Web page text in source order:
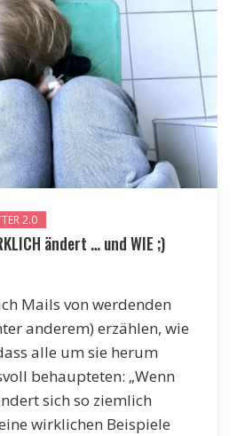
2.0
ändert … und WIE ;)
Mails von werdenden
anderem) erzählen, wie
alle um sie herum
behaupteten: „Wenn
sich so ziemlich
wirklichen Beispiele